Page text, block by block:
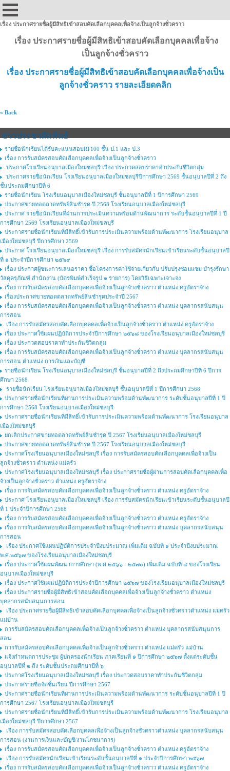
เรื่อง ประกาศรายชื่อผู้มีสิทธิเข้าสอบคัดเลือกบุคคลเพื่อจ้างเป็นลูกจ้างชั่วคราว
เรื่อง ประกาศรายชื่อผู้มีสิทธิเข้าสอบคัดเลือกบุคคลเพื่อจ้าง
เป็นลูกจ้างชั่วคราว
เรื่อง ประกาศรายชื่อผู้มีสิทธิเข้าสอบคัดเลือกบุคคลเพื่อจ้างเป็น
ลูกจ้างชั่วคราว รายละเอียดคลิก
« Back
ข่าวประชาสัมพันธ์
รายชื่อนักเรียนได้รับคะแนนสอบRT100 ชั้น ป.1 และ ป.3
เรื่อง การรับสมัครสอบคัดเลือกบุคคลเพื่อจ้างเป็นลูกจ้างชั่วคราว
ประกาศโรงเรียนอนุบาลเมืองใหม่ชลบุรี เรื่อง ประกวดสอบราคาทำประกันชีวิตกลุ่ม
ประกาศรายชื่อนักเรียน โรงเรียนอนุบาลเมืองใหม่ชลบุรีปีการศึกษา 2569 ชั้นอนุบาลปีที่ 2 ถึง
ชั้นประถมศึกษาปีที่ 6
รายชื่อนักเรียน โรงเรียนอนุบาลเมืองใหม่ชลบุรี ชั้นอนุบาลปีที่ 1 ปีการศึกษา 2569
ประกาศขายทอตลาดทรัพย์สินชำรุด ปี 2568 โรงเรียนอนุบาลเมืองใหม่ชลบุรี
ประกาศ รายชื่อนักเรียนที่ผ่านการประเมินความพร้อมด้านพัฒนาการ ระดับชั้นอนุบาลปีที่ 1 ปี
การศึกษา 2569 โรงเรียนอนุบาลเมืองใหม่ขลบุรี
ประกาศรายชื่อนักเรียนที่มีสิทธิ์เข้ารับการประเมินความพร้อมด้านพัฒนาการ โรงเรียนอนุบาล
เมืองใหม่ชลบุรี ปีการศึกษา 2569
ประกาศ โรงเรียนอนุบาลเมืองใหม่ชลบุรี เรื่อง การรับสมัครนักเรียนเข้าเรียนระดับชั้นอนุบาลปี
ที่ ๑ ประจำปีการศึกษา ๒๕๖๙
เรื่อง ประกาศผู้ชนะการเสนอราคา ซื้อโครงการค่าใช้จ่ายเกี่ยวกับ ปรับปรุงซ่อมแซม บำรุงรักษา
วัสดุครุภัณฑ์ สำนักงาน (บัตรพิมพ์สำเร็จรูป ๑ รายการ) โดยวิธีเฉพาะเจาะจง
เรื่อง การรับสมัครสอบคัดเลือกบุคคลเพื่อจ้างเป็นลูกจ้างชั่วคราว ตำแหน่ง ครูอัตราจ้าง
เรื่องประกาศขายทอดตลาดทรัพย์สินชำรุดประจำปี 2567
เรื่อง การรับสมัครสอบคัดเลือกบุคคลเพื่อจ้างเป็นลูกจ้างชั่วคราว ตำแหน่ง บุคลากรสนับสนุน
การสอน
เรื่อง การรับสมัครสอบคัดเลือกบุคคคลเพื่อจ้างเป็นลูกจ้างชั่วคราว ตำแหน่ง ครูอัตราจ้าง
เรื่อง ประกาศใช้แผนปฏิบัติการประจำปีการศึกษา ๒๕๖๘ ของโรงเรียนอนุบาลเมืองใหม่ชลบุรี
เรื่อง ประกวดสอบราคาทำประกันชีวิตกลุ่ม
เรื่อง การรับสมัครสอบคัดเลือกบุคคลเพื่อจ้างเป็นลูกจ้างชั่วคราว ตำแหน่ง บุคลากรสนับสนุน
การสอน ตำแหน่ง การเงินและบัญชี
รายชื่อนักเรียน โรงเรียนอนุบาลเมืองใหม่ชลบุรี ชั้นอนุบาลปีที่ 2 ถึงประถมศึกษาปีที่ 6 ปีการ
ศึกษา 2568
รายชื่อนักเรียน โรงเรียนอนุบาลเมืองใหม่ชลบุรี ชั้นอนุบาลปีที่ 1 ปีการศึกษา 2568
ประกาศรายชื่อนักเรียนที่ผ่านการประเมินความพร้อมด้านพัฒนาการ ระดับชั้นอนุบาลปีที่ 1 ปี
การศึกษา 2568 โรงเรียนอนุบาลเมืองใหม่ชลบุรี
ประกาศรายชื่อนักเรียนที่มีสิทธิ์เข้ารับการประเมินความพร้อมด้านพัฒนาการ โรงเรียนอนุบาล
เมืองใหม่ชลบุรี
ยกเลิกประกาศขายทอตลาดทรัพย์สินชำรุด ปี 2567 โรงเรียนอนุบาลเมืองใหม่ชลบุรี
ประกาศขายทอตลาดทรัพย์สินชำรุด ปี 2567 โรงเรียนอนุบาลเมืองใหม่ชลบุรี
ประกาศโรงเรียนอนุบาลเมืองใหม่ชลบุรี เรื่อง การรับสมัครสอบคัดเลือกบุคคลเพื่อจ้างเป็น
ลูกจ้างชั่วคราว ตำแหน่ง แม่ครัว
ประกาศโรงเรียนอนุบาลเมืองใหม่ชลบุรี เรื่อง ประกาศรายชื่อผู้ผ่านการสอบคัดเลือกบุคคลเพื่อ
จ้างเป็นลูกจ้างชั่วคราว ตำแหน่ง ครูอัตราจ้าง
เรื่อง การรับสมัครสอบคัดเลือกบุคคลเพื่อจ้างเป็นลูกจ้างชั่วคราว ตำแหน่ง ครูอัตราจ้าง
ประกาศ โรงเรียนอนุบาลเมืองใหม่ชลบุรี เรื่อง การรับสมัครนักเรียนเข้าเรียนระดับชั้นอนุบาลปี
ที่ 1 ประจำปีการศึกษา 2568
เรื่อง การรับสมัครสอบคัดเลือกบุคคลเพื่อจ้างเป็นลูกจ้างชั่วคราว ตำแหน่ง ครูอัตราจ้าง
เรื่อง การรับสมัครสอบคัดเลือกบุคคลเพื่อจ้างเป็นลูกจ้างชั่วคราว ตำแหน่ง บุคลากรสนับสนุน
การสอน
เรื่อง ประกาศใช้แผนปฏิบัติการประจำปีงบประมาณ เพิ่มเติม ฉบับที่ ๑ ประจำปีงบประมาณ
พ.ศ.๒๕๖๗ ของโรงเรียนอนุบาลเมืองใหม่ชลบุรี
เรื่อง ประกาศใช้แผนพัฒนาการศึกษา (พ.ศ.๒๕๖๖ - ๒๕๗๐) เพิ่มเติม ฉบับที่ ๔ ของโรงเรียน
อนุบาลเมืองใหม่ชลบุรี
เรื่อง ประกาศใช้แผนปฏิบัติการประจำปีการศึกษา ๒๕๖๗ ของโรงเรียนอนุบาลเมืองใหม่ชลบุรี
เรื่อง ประกาศรายชื่อผู้มีสิทธิเข้าสอบคัดเลือกบุคคลเพื่อจ้างเป็นลูกจ้างชั่วคราว ตำแหน่ง
บุคลากรสนับสนุนการสอน
เรื่อง ประกาศรายชื่อผู้มีสิทธิเข้าสอบคัดเลือกบุคคลเพื่อจ้างเป็นลูกจ้างชั่วคราวตำแหน่ง แม่ครัว
แม่บ้าน
การรับสมัครสอบคัดเลือกบุคคลเพื่อจ้างเป็นลูกจ้างชั่วคราว ตำแหน่ง บุคลากรสนับสนุนการ
สอน
การรับสมัครสอบคัดเลือกบุคคลเพื่อจ้างเป็นลูกจ้างชั่วคราว ตำแหน่ง แม่ครัว แม่บ้าน
แจ้งกำหนดการประชุม ผู้ปกครองนักเรียน ภาคเรียนที่ ๑ ปีการศึกษา ๒๕๖๗ ตั้งแต่ระดับชั้น
อนุบาลปีที่ ๒ ถึง ระดับชั้นประถมศึกษาปีที่ ๖
ประกาศโรงเรียนอนุบาลเมืองใหม่ชลบุรี เรื่อง ประกวดสอบราคาทำประกันชีวิตกลุ่ม
ประกาศรายชื่อจัดชั้นเรียน ปีการศึกษา 2567
ประกาศรายชื่อนักเรียนที่ผ่านการประเมินความพร้อมด้านพัฒนาการ ระดับชั้นอนุบาลปีที่ 1 ปี
การศึกษา 2567 โรงเรียนอนุบาลเมืองใหม่ชลบุรี
ประกาศรายชื่อนักเรียนที่มีสิทธิ์เข้ารับการประเมินความพร้อมด้านพัฒนาการ โรงเรียนอนุบาล
เมืองใหม่ชลบุรี ปีการศึกษา 2567
เรื่อง การรับสมัครสอบคัดเลือกบุคคลเพื่อจ้างเป็นลูกจ้างชั่วคราวตำแหน่ง บุคลากรสนับสนุน
การสอน (งานการเงินและบัญชี/งานโภชนาการ)
เรื่อง การรับสมัครสอบคัดเลือกบุคคลเพื่อจ้างเป็นลูกจ้างชั่วคราว ตำแหน่ง ครูอัตราจ้าง
เรื่อง การรับสมัครนักเรียนเข้าเรียนระดับชั้นอนุบาลปีที่ ๑ ประจำปีการศึกษา ๒๕๖๗
เรื่อง การรับสมัครสอบคัดเลือกบุคคลเพื่อจ้างเป็นลูกจ้างชั่วคราว ตำแหน่ง ครูอัตราจ้าง